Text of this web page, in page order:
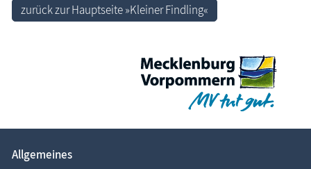
zurück zur Hauptseite »Kleiner Findling«
Allgemeines